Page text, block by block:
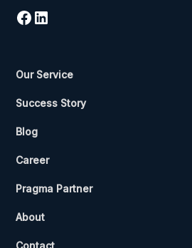
Our Service
Success Story
Blog
Career
Pragma Partner
About
Contact